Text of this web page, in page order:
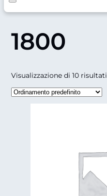
1800
Visualizzazione di 10 risultati